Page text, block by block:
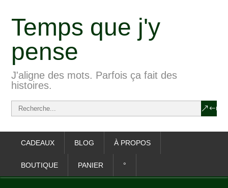
Temps que j'y
pense
J'aligne des mots. Parfois ça fait des
histoires.
CADEAUX BLOG À PROPOS
BOUTIQUE PANIER °